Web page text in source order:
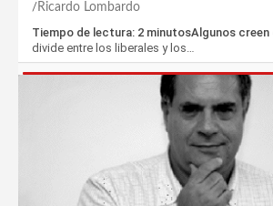
Ricardo Lombardo
Tiempo de lectura: 2 minutosAlgunos creen
divide entre los liberales y los…